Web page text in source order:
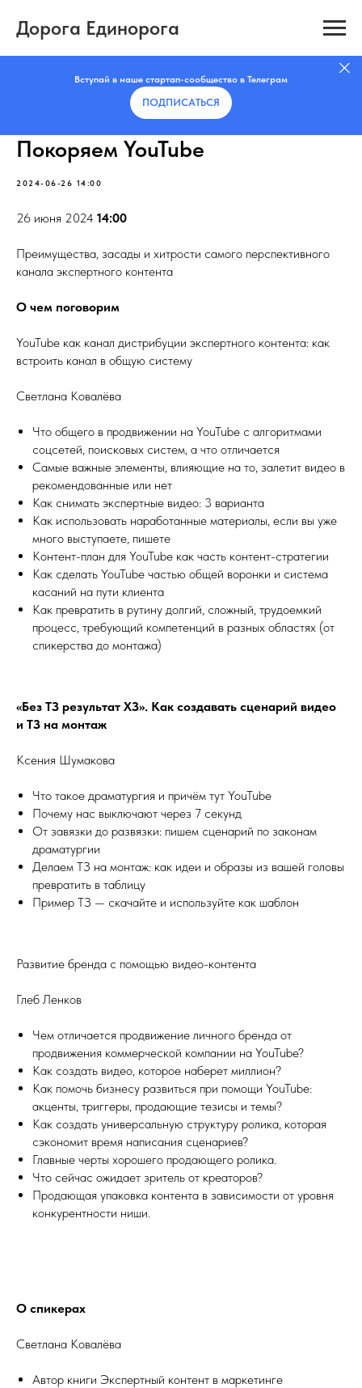
Дорога Единорога
Вступай в наше стартап-сообщество в Телеграм
ПОДПИСАТЬCЯ
Покоряем YouTube
2024-06-26 14:00
26 июня 2024 14:00
Преимущества, засады и хитрости самого перспективного
канала экспертного контента
О чем поговорим
YouTube как канал дистрибуции экспертного контента: как
встроить канал в общую систему
Светлана Ковалёва
Что общего в продвижении на YouTube с алгоритмами
соцсетей, поисковых систем, а что отличается
Самые важные элементы, влияющие на то, залетит видео в
рекомендованные или нет
Как снимать экспертные видео: 3 варианта
Как использовать наработанные материалы, если вы уже
много выступаете, пишете
Контент-план для YouTube как часть контент-стратегии
Как сделать YouTube частью общей воронки и система
касаний на пути клиента
Как превратить в рутину долгий, сложный, трудоемкий
процесс, требующий компетенций в разных областях (от
спикерства до монтажа)
«Без ТЗ результат ХЗ». Как создавать сценарий видео
и ТЗ на монтаж
Ксения Шумакова
Что такое драматургия и причём тут YouTube
Почему нас выключают через 7 секунд
От завязки до развязки: пишем сценарий по законам
драматургии
Делаем ТЗ на монтаж: как идеи и образы из вашей головы
превратить в таблицу
Пример ТЗ — скачайте и используйте как шаблон
Развитие бренда с помощью видео-контента
Глеб Ленков
Чем отличается продвижение личного бренда от
продвижения коммерческой компании на YouTube?
Как создать видео, которое наберет миллион?
Как помочь бизнесу развиться при помощи YouTube:
акценты, триггеры, продающие тезисы и темы?
Как создать универсальную структуру ролика, которая
сэкономит время написания сценариев?
Главные черты хорошего продающего ролика.
Что сейчас ожидает зритель от креаторов?
Продающая упаковка контента в зависимости от уровня
конкурентности ниши.
О спикерах
Светлана Ковалёва
Автор книги Экспертный контент в маркетинге